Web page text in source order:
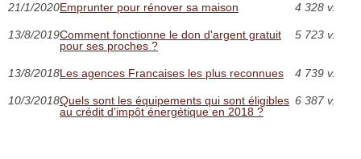
21/1/2020Emprunter pour rénover sa maison 4 328 v.
13/8/2019Comment fonctionne le don d'argent gratuit
pour ses proches ?
5 723 v.
13/8/2018Les agences Francaises les plus reconnues 4 739 v.
10/3/2018Quels sont les équipements qui sont éligibles
au crédit d’impôt énergétique en 2018 ?
6 387 v.